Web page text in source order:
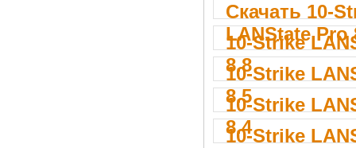
Скачать 10-
LANState Pro
10-Strike
8.8
10-Strike
8.5
10-Strike
8.4
10-Strike